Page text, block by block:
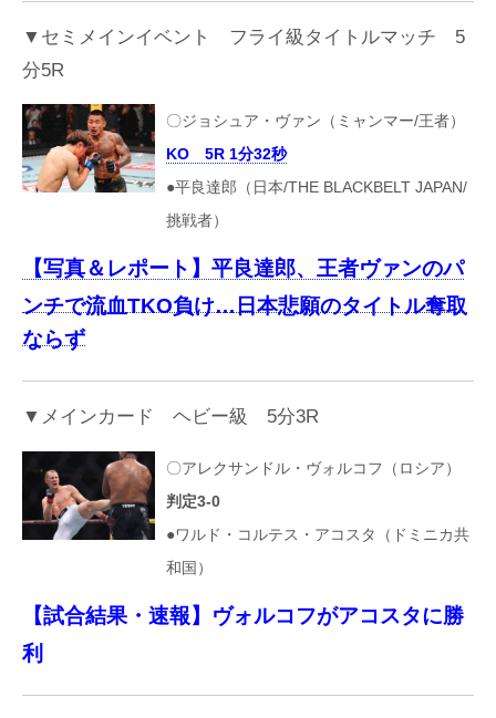
▼セミメインイベント フライ級タイトルマッチ 5
分5R
〇ジョシュア・ヴァン（ミャンマー/王者）
KO 5R 1分32秒
●平良達郎（日本/THE BLACKBELT JAPAN/
挑戦者）
【写真＆レポート】平良達郎、王者ヴァンのパ
ンチで流血TKO負け…日本悲願のタイトル奪取
ならず
▼メインカード ヘビー級 5分3R
〇アレクサンドル・ヴォルコフ（ロシア）
判定3-0
●ワルド・コルテス・アコスタ（ドミニカ共
和国）
【試合結果・速報】ヴォルコフがアコスタに勝
利